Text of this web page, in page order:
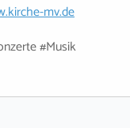
mv.de
#Musik